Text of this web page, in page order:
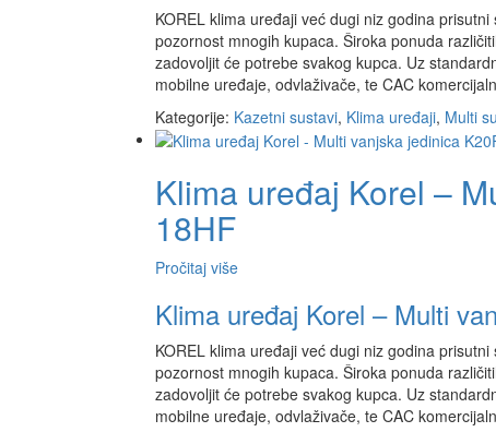
KOREL klima uređaji već dugi niz godina
pozornost mnogih kupaca. Široka ponuda
zadovoljit će potrebe svakog kupca. Uz
mobilne uređaje, odvlaživače, te CAC
Kategorije: Kazetni sustavi, Klima uređaji, Multi
Klima uređaj Korel –
18HF
Pročitaj više
Klima uređaj Korel – Multi
KOREL klima uređaji već dugi niz godina
pozornost mnogih kupaca. Široka ponuda
zadovoljit će potrebe svakog kupca. Uz
mobilne uređaje, odvlaživače, te CAC